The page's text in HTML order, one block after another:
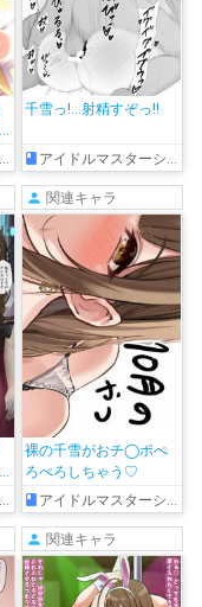
千雪っ!…射精すぞっ!!
アイドルマスターシャイニーカラーズ
関連キャラ
裸の千雪がおチ◯ポぺ
ろぺろしちゃう♡
アイドルマスターシャイニーカラーズ
関連キャラ